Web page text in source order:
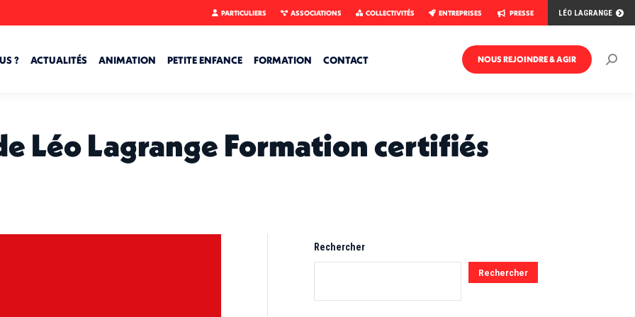
PARTICULIERS ASSOCIATIONS COLLECTIVITÉS ENTREPRISES PRESSE LÉO LAGRANGE
? ACTUALITÉS ANIMATION PETITE ENFANCE FORMATION CONTACT NOUS REJOINDRE & AGIR
Léo Lagrange Formation certifiés
Rechercher
Rechercher